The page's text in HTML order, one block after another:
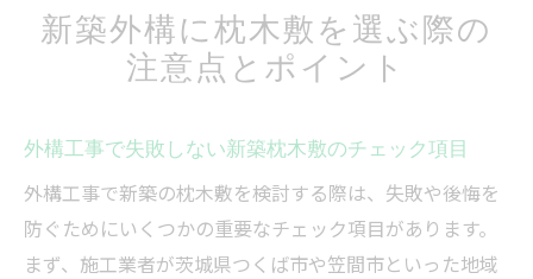
新築外構に枕木敷を選ぶ際の
注意点とポイント
外構工事で失敗しない新築枕木敷のチェック項目
外構工事で新築の枕木敷を検討する際は、失敗や後悔を
防ぐためにいくつかの重要なチェック項目があります。
まず、施工業者が茨城県つくば市や笠間市といった地域